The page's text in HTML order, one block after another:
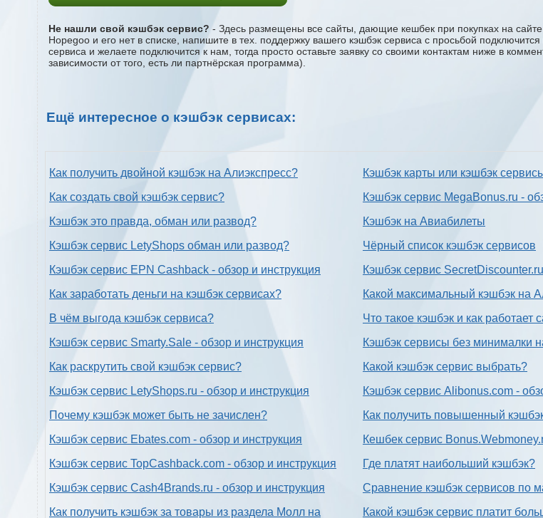
Не нашли свой кэшбэк сервис? - Здесь размещены все сайты, дающие кешбек при покупках на
Hopegoo и его нет в списке, напишите в тех. поддержку вашего кэшбэк сервиса с проcьбой
сервиса и желаете подключится к нам, тогда просто оставьте заявку со своими контактам ниже в
зависимости от того, есть ли партнёрская программа).
Ещё интересное о кэшбэк сервисах:
Как получить двойной кэшбэк на Алиэкспресс?
Как создать свой кэшбэк сервис?
Кэшбэк это правда, обман или развод?
Кэшбэк сервис LetyShops обман или развод?
Кэшбэк сервис EPN Cashback - обзор и инструкция
Как заработать деньги на кэшбэк сервисах?
В чём выгода кэшбэк сервиса?
Кэшбэк сервис Smarty.Sale - обзор и инструкция
Как раскрутить свой кэшбэк сервис?
Кэшбэк сервис LetyShops.ru - обзор и инструкция
Почему кэшбэк может быть не зачислен?
Кэшбэк сервис Ebates.com - обзор и инструкция
Кэшбэк сервис TopCashback.com - обзор и инструкция
Кэшбэк сервис Cash4Brands.ru - обзор и инструкция
Как получить кэшбэк за товары из раздела Молл на
Кэшбэк карты или кэшбэк
Кэшбэк сервис MegaBonus.ru -
Кэшбэк на Авиабилеты
Чёрный список кэшбэк сервисов
Кэшбэк сервис
Какой максимальный кэшбэк на
Что такое кэшбэк и как работает
Кэшбэк сервисы без минималки
Какой кэшбэк сервис выбрать?
Кэшбэк сервис Alibonus.com -
Как получить повышенный
Кешбек сервис
Где платят наибольший кэшбэк?
Сравнение кэшбэк сервисов по
Какой кэшбэк сервис платит